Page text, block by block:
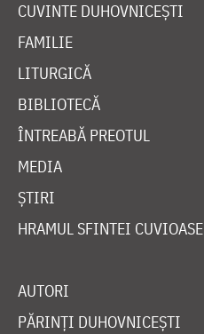
CUVINTE DUHOVNICEȘTI
FAMILIE
LITURGICĂ
BIBLIOTECĂ
ÎNTREABĂ PREOTUL
MEDIA
ȘTIRI
HRAMUL SFINTEI
AUTORI
PĂRINȚI DUHOVNICEȘTI